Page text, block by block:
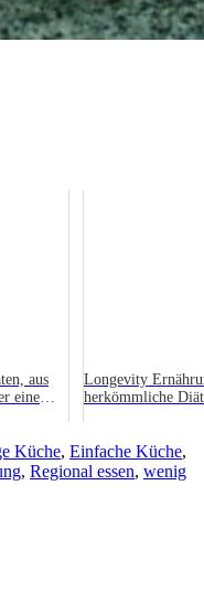
aus
eine
Longevity
herkömmliche
Küche, Einfache Küche,
, Regional essen, wenig